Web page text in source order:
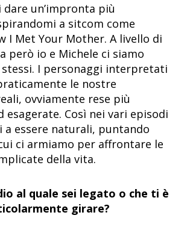
dare un’impronta più
a sitcom come
I Met Your Mother. A livello di
però io e Michele ci siamo
I personaggi interpretati
le nostre
ovviamente rese più
esagerate. Così nei vari episodi
a essere naturali, puntando
ci armiamo per affrontare le
della vita.
al quale sei legato o che ti è
girare?